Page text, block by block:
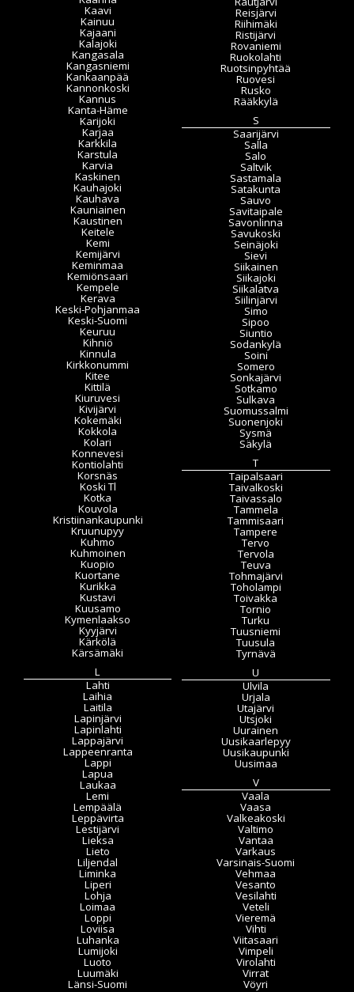
Kaavi
Kainuu
Kajaani
Kalajoki
Kangasala
Kangasniemi
Kankaanpää
Kannonkoski
Kannus
Kanta-Häme
Karijoki
Karjaa
Karkkila
Karstula
Karvia
Kaskinen
Kauhajoki
Kauhava
Kauniainen
Kaustinen
Keitele
Kemi
Kemijärvi
Keminmaa
Kemiönsaari
Kempele
Kerava
Keski-Pohjanmaa
Keski-Suomi
Keuruu
Kihniö
Kinnula
Kirkkonummi
Kitee
Kittilä
Kiuruvesi
Kivijärvi
Kokemäki
Kokkola
Kolari
Konnevesi
Kontiolahti
Korsnäs
Koski Tl
Kotka
Kouvola
Kristiinankaupunki
Kruunupyy
Kuhmo
Kuhmoinen
Kuopio
Kuortane
Kurikka
Kustavi
Kuusamo
Kymenlaakso
Kyyjärvi
Kärkölä
Kärsämäki
L
Lahti
Laihia
Laitila
Lapinjärvi
Lapinlahti
Lappajärvi
Lappeenranta
Lappi
Lapua
Laukaa
Lemi
Lempäälä
Leppävirta
Lestijärvi
Lieksa
Lieto
Liljendal
Liminka
Liperi
Lohja
Loimaa
Loppi
Loviisa
Luhanka
Lumijoki
Luoto
Luumäki
Länsi-Suomi
Reisjärvi
Riihimäki
Ristijärvi
Rovaniemi
Ruokolahti
Ruotsinpyhtää
Ruovesi
Rusko
Rääkkylä
S
Saarijärvi
Salla
Salo
Saltvik
Sastamala
Satakunta
Sauvo
Savitaipale
Savonlinna
Savukoski
Seinäjoki
Sievi
Siikainen
Siikajoki
Siikalatva
Siilinjärvi
Simo
Sipoo
Siuntio
Sodankylä
Soini
Somero
Sonkajärvi
Sotkamo
Sulkava
Suomussalmi
Suonenjoki
Sysmä
Säkylä
T
Taipalsaari
Taivalkoski
Taivassalo
Tammela
Tammisaari
Tampere
Tervo
Tervola
Teuva
Tohmajärvi
Toholampi
Toivakka
Tornio
Turku
Tuusniemi
Tuusula
Tyrnävä
U
Ulvila
Urjala
Utajärvi
Utsjoki
Uurainen
Uusikaarlepyy
Uusikaupunki
Uusimaa
V
Vaala
Vaasa
Valkeakoski
Valtimo
Vantaa
Varkaus
Varsinais-Suomi
Vehmaa
Vesanto
Vesilahti
Veteli
Vieremä
Vihti
Viitasaari
Vimpeli
Virolahti
Virrat
Vöyri